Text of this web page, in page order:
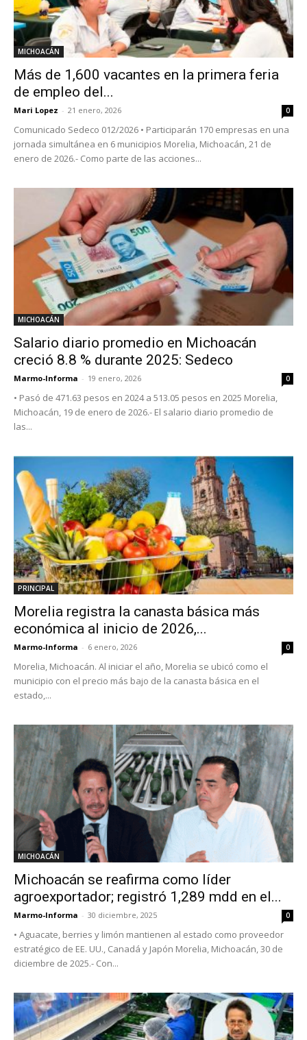
MICHOACÁN
Más de 1,600 vacantes en la primera feria
de empleo del...
Mari Lopez - 21 enero, 2026 0
Comunicado Sedeco 012/2026 • Participarán 170 empresas en una
jornada simultánea en 6 municipios Morelia, Michoacán, 21 de
enero de 2026.- Como parte de las acciones...
MICHOACÁN
Salario diario promedio en Michoacán
creció 8.8 % durante 2025: Sedeco
Marmo-Informa - 19 enero, 2026 0
• Pasó de 471.63 pesos en 2024 a 513.05 pesos en 2025 Morelia,
Michoacán, 19 de enero de 2026.- El salario diario promedio de
las...
PRINCIPAL
Morelia registra la canasta básica más
económica al inicio de 2026,...
Marmo-Informa - 6 enero, 2026 0
Morelia, Michoacán. Al iniciar el año, Morelia se ubicó como el
municipio con el precio más bajo de la canasta básica en el
estado,...
MICHOACÁN
Michoacán se reafirma como líder
agroexportador; registró 1,289 mdd en el...
Marmo-Informa - 30 diciembre, 2025 0
• Aguacate, berries y limón mantienen al estado como proveedor
estratégico de EE. UU., Canadá y Japón Morelia, Michoacán, 30 de
diciembre de 2025.- Con...